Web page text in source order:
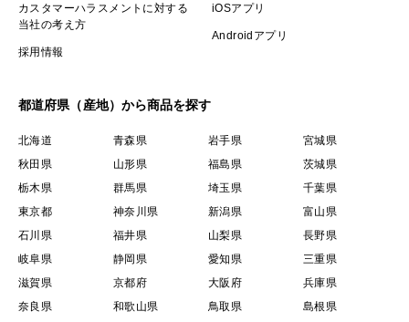
カスタマーハラスメントに対する
当社の考え方
採用情報
iOSアプリ
Androidアプリ
都道府県（産地）から商品を探す
北海道 青森県 岩手県
宮城県
秋田県
山形県 福島県
茨城県
栃木県
群馬県 埼玉県
千葉県
東京都
神奈川県 新潟県
富山県
石川県
福井県 山梨県
長野県
岐阜県
静岡県 愛知県
三重県
滋賀県
京都府 大阪府
兵庫県
奈良県
和歌山県 鳥取県
島根県